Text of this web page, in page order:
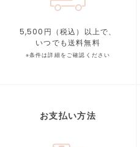
5,500円（税込）以上で、
いつでも送料無料
※条件は詳細をご確認ください
お支払い方法